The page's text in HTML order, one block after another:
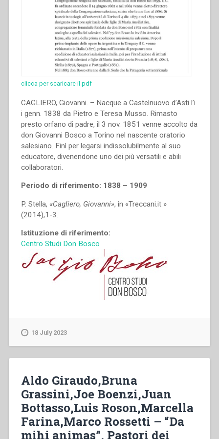
clicca per scaricare il pdf
CAGLIERO, Giovanni. – Nacque a Castelnuovo d’Asti l’i
i genn. 1838 da Pietro e Teresa Musso. Rimasto
presto orfano di padre, il 3 nov. 1851 venne accolto da
don Giovanni Bosco a Torino nel nascente oratorio
salesiano. Finì per legarsi indissolubilmente al suo
educatore, divenendone uno dei più versatili e abili
collaboratori.
Periodo di riferimento: 1838 – 1909
P. Stella, «Cagliero, Giovanni», in «Treccani.it »
(2014),1-3.
Istituzione di riferimento:
Centro Studi Don Bosco
18 July 2023
Aldo Giraudo,Bruna
Grassini,Joe Boenzi,Juan
Bottasso,Luis Roson,Marcella
Farina,Marco Rossetti – “Da
mihi animas”. Pastori dei